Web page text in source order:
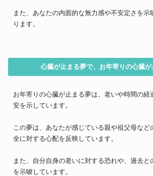
また、あなたの内面的な無力感や不安定さを示
ります。
心臓が止まる夢で、お年寄りの心臓
お年寄りの心臓が止まる夢は、老いや時間の経
安を示しています。
この夢は、あなたが感じている親や祖父母など
全に対する心配を反映しています。
また、自分自身の老いに対する恐れや、過去と
を示唆しています。